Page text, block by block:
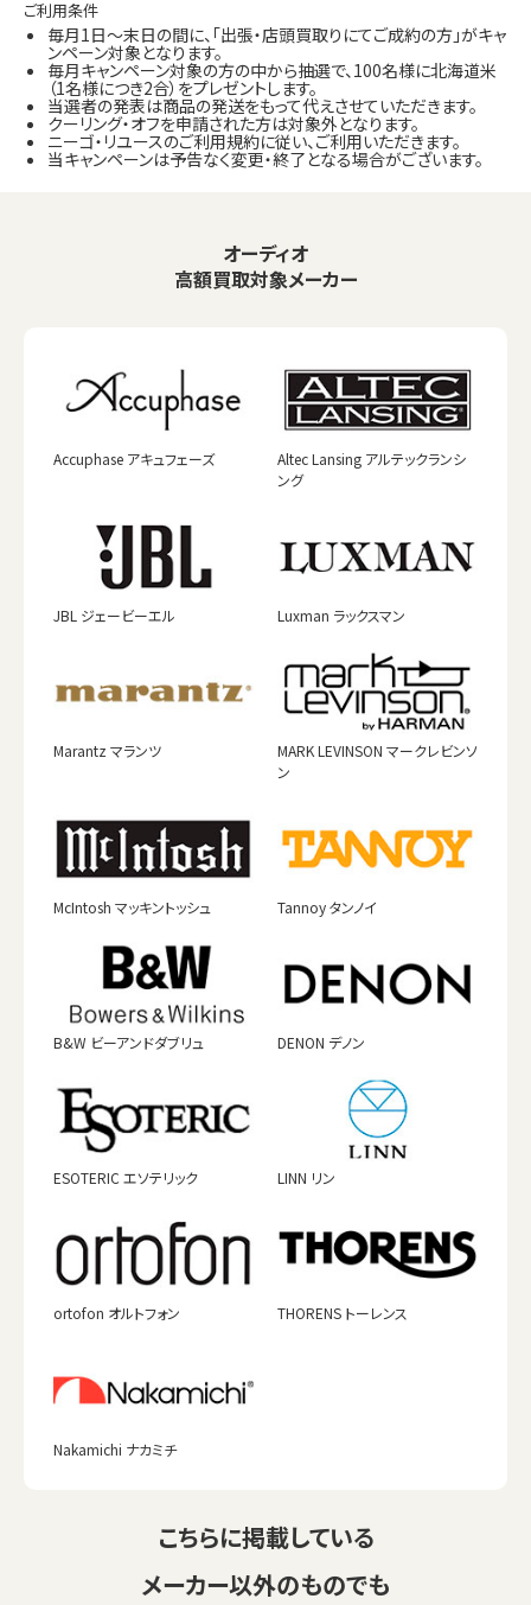
ご利用条件
毎月1日～末日の間に、「出張・店頭買取りにてご成約の方」がキャ
ンペーン対象となります。
毎月キャンペーン対象の方の中から抽選で、100名様に北海道米
（1名様につき2合）をプレゼントします。
当選者の発表は商品の発送をもって代えさせていただきます。
クーリング・オフを申請された方は対象外となります。
ニーゴ・リユースのご利用規約に従い、ご利用いただきます。
当キャンペーンは予告なく変更・終了となる場合がございます。
オーディオ
高額買取対象メーカー
Accuphase アキュフェーズ
Altec Lansing アルテックランシ
ング
JBL ジェービーエル Luxman ラックスマン
Marantz マランツ
MARK LEVINSON マークレビンソ
ン
McIntosh マッキントッシュ Tannoy タンノイ
B&W ビーアンドダブリュ DENON デノン
ESOTERIC エソテリック LINN リン
ortofon オルトフォン THORENS トーレンス
Nakamichi ナカミチ
こちらに掲載している
メーカー以外のものでも